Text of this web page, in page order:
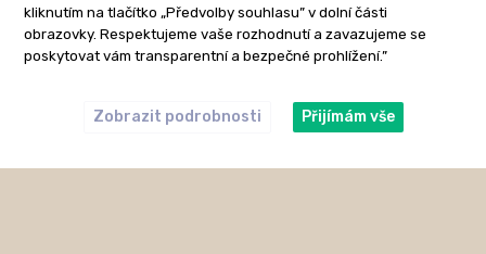
kliknutím na tlačítko „Předvolby souhlasu” v dolní části
obrazovky. Respektujeme vaše rozhodnutí a zavazujeme se
poskytovat vám transparentní a bezpečné prohlížení.”
Zobrazit podrobnosti Přijímám vše